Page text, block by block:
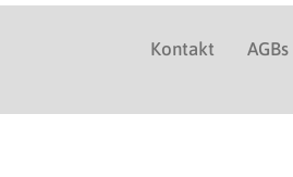
Kontakt AGBs